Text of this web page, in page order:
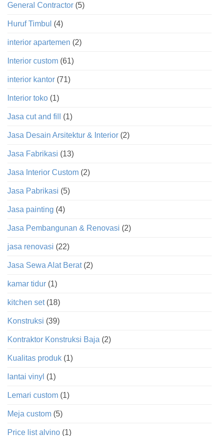
General Contractor (5)
Huruf Timbul (4)
interior apartemen (2)
Interior custom (61)
interior kantor (71)
Interior toko (1)
Jasa cut and fill (1)
Jasa Desain Arsitektur & Interior (2)
Jasa Fabrikasi (13)
Jasa Interior Custom (2)
Jasa Pabrikasi (5)
Jasa painting (4)
Jasa Pembangunan & Renovasi (2)
jasa renovasi (22)
Jasa Sewa Alat Berat(2)
kamar tidur (1)
kitchen set(18)
Konstruksi (39)
Kontraktor Konstruksi Baja (2)
Kualitas produk (1)
lantai vinyl (1)
Lemari custom (1)
Meja custom (5)
Price list alvino (1)